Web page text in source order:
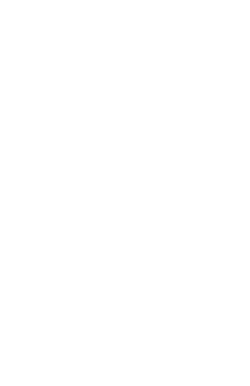
z
Ciebie
preferencji
Dzięki
bez
oraz